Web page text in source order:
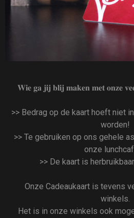
𝐖𝐢𝐞 𝐠𝐚 𝐣𝐢𝐣 𝐛𝐥𝐢𝐣 𝐦𝐚𝐤𝐞𝐧 𝐦𝐞𝐭 𝐨𝐧𝐳𝐞
>> Bedrag op de kaart hoeft niet
worden!
>> Te gebruiken op ons gehele
onze
>> De kaart is
Onze Cadeaukaart is tevens
winkels.
Het is in onze winkels ook